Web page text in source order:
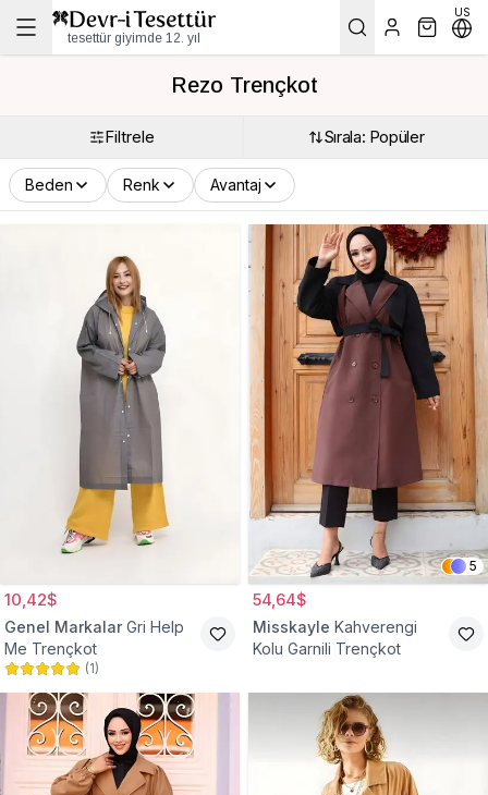
tesettür giyimde 12. yıl
US
Rezo Trençkot
Filtrele Sırala: Popüler
Beden Renk Avantaj
10,42$
Genel Markalar Gri Help
Me Trençkot
(1)
5
54,64$
Misskayle Kahverengi
Kolu Garnili Trençkot